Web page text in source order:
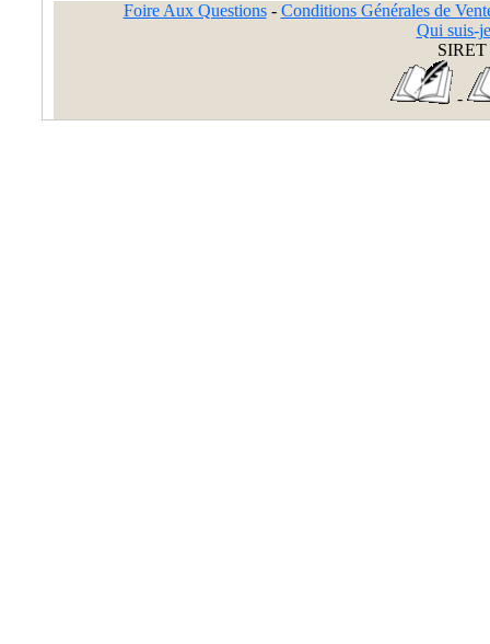
Foire Aux Questions- Conditions Générales de
Qui suis-
SIRET
-